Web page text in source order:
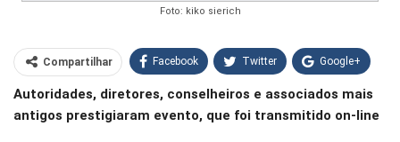
Foto: kiko sierich
Compartilhar Facebook Twitter Google+
WhatsApp Pinterest
Autoridades, diretores, conselheiros e associados mais
antigos prestigiaram evento, que foi transmitido on-line